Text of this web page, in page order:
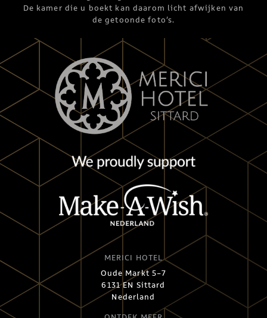
De kamer die u boekt kan daarom licht afwijken van
de getoonde foto’s.
MERICI HOTEL
Oude Markt 5-7
6131 EN Sittard
Nederland